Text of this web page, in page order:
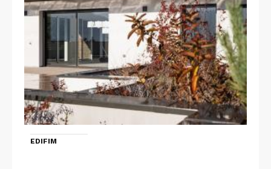
EDIFIM